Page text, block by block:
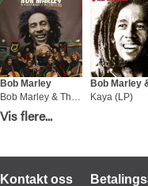
Kjøp
Bob Marley
249,-
Kaya (LP)
Vis flere...
Kontakt oss